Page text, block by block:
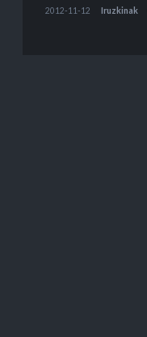
2012-11-12 Iruzkinak